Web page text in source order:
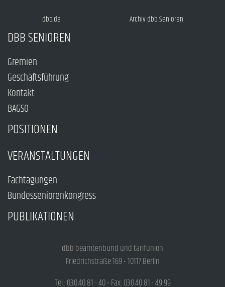
dbb.de Archiv dbb Senioren
DBB SENIOREN
Gremien
Geschäftsführung
Kontakt
BAGSO
POSITIONEN
VERANSTALTUNGEN
Fachtagungen
Bundesseniorenkongress
PUBLIKATIONEN
dbb beamtenbund und tarifunion
Friedrichstraße 169 • 10117 Berlin
Tel.: 030.40 81 - 40 • Fax: 030.40 81 - 49 99